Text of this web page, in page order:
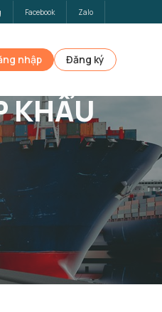
Facebook Zalo
nhập Đăng ký
KHẨU